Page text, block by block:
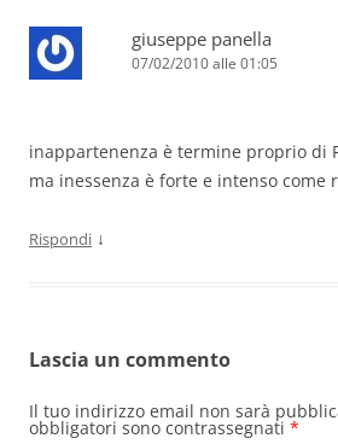
giuseppe panella
07/02/2010 alle 01:05
inappartenenza è termine proprio di
ma inessenza è forte e intenso come
Rispondi ↓
Lascia un commento
Il tuo indirizzo email non sarà
obbligatori sono contrassegnati *